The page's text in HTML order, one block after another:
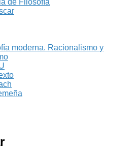
de Filosofía
moderna. Racionalismo y